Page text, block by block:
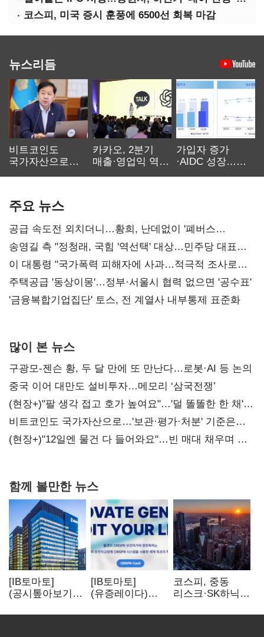
코스피, 미국 증시 훈풍에 6500선 회복 마감
뉴스리듬
비트코인도
국가자산으로…'
카카오, 2분기
매출·영업익 역대
가입자 증가
·AIDC 성장…
주요 뉴스
공급 속도전 외치더니…황희, 난데없이 '폐버스
리모델링' 제안
송영길 측 "정청래, 국힘 '역선택' 대상…민주당 대표로
총선 지휘 못해"
이 대통령 "국가폭력 피해자에 사과…적극적 조사로
진실 밝혀야"
주택공급 '동상이몽'…정부·서울시 협력 없으면 '공수표'
'금융복합기업집단' 토스, 전 계열사 내부통제 표준화
많이 본 뉴스
구광모-젠슨 황, 두 달 만에 또 만난다…로봇·AI 등 논의
중국 이어 대만도 설비투자…메모리 ‘삼국전쟁’
(현장+)"팔 생각 접고 호가 높여요"…'덜 똘똘한 한 채'
20억 키맞추기
비트코인도 국가자산으로…'보관·평가·처분' 기준은
숙제
(현장+)"12일엔 물건 다 들어와요"…빈 매대 채우며 문
함께 볼만한 뉴스
[IB토마토]
(공시톺아보기)
바로 매출로
[IB토마토]
(유증레이다)
3분의 1 토막…
코스피, 중동
리스크·SK하닉
뒷걸음